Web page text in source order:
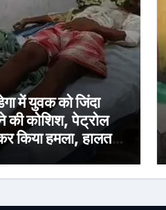
में युवक को जिंदा
की कोशिश, पेट्रोल
किया हमला, हालत